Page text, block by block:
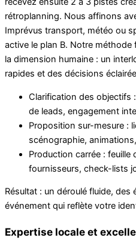
rétroplanning. Nous affinons
Imprévus transport, météo ou
active le plan B. Notre méthode
la dimension humaine : un
rapides et des décisions
Clarification des objectifs
de leads, engagement
Proposition sur-mesure :
scénographie,
Production carrée : feuille
fournisseurs, check-lists
Résultat : un déroulé fluide, des
événement qui reflète votre
Expertise locale et